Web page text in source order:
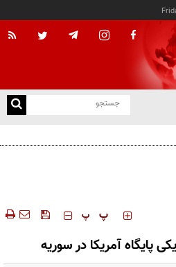
‍‍‍ پ پ
پایگاه آمریکا در سوریه